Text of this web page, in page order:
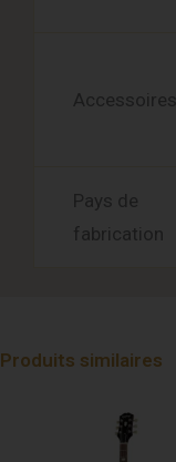
Accessoires
Pays de
fabrication
Produits similaires